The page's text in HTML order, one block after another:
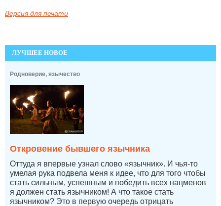
Версия для печати
ЛУЧШЕЕ НОВОЕ
Родноверие, язычество
Откровение бывшего язычника
Оттуда я впервые узнал слово «язычник». И чья-то
умелая рука подвела меня к идее, что для того чтобы
стать сильным, успешным и победить всех нацменов
я должен стать язычником! А что такое стать
язычником? Это в первую очередь отрицать